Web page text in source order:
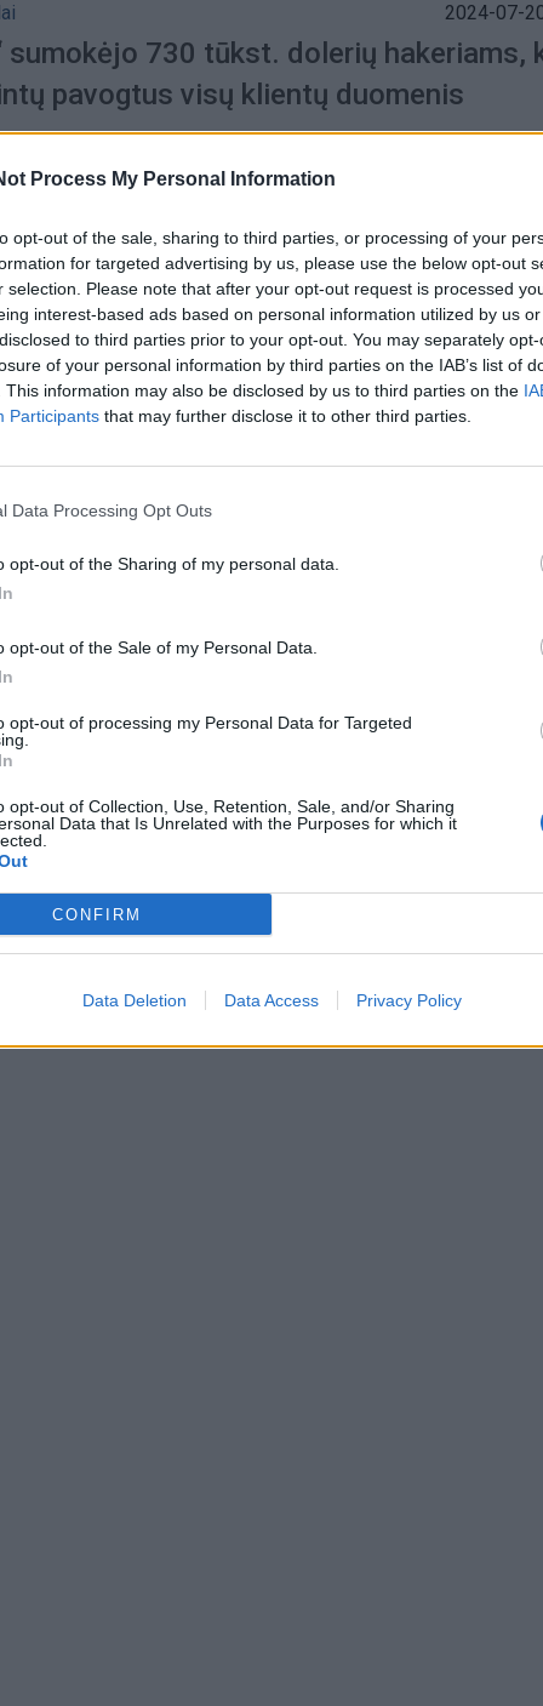
Process My Personal Information
opt-out of the sale, sharing to third parties, or processing of your
for targeted advertising by us, please use the below opt-out
selection. Please note that after your opt-out request is processed
interest-based ads based on personal information utilized by us
to third parties prior to your opt-out. You may separately
of your personal information by third parties on the IAB’s list of
This information may also be disclosed by us to third parties on the
Participants that may further disclose it to other third parties.
Data Processing Opt Outs
opt-out of the Sharing of my personal data.
opt-out of the Sale of my Personal Data.
opt-out of processing my Personal Data for Targeted
opt-out of Collection, Use, Retention, Sale, and/or Sharing
Data that Is Unrelated with the Purposes for which it
CONFIRM
Data Deletion Data Access Privacy Policy
2024-07-
sumokėjo 730 tūkst. dolerių hakeriams,
pavogtus visų klientų duomenis
2024-06-
esanti pasirengusi įsilaužėlių
Aljanso 5 straipsniu
2022-09-
įsilaužėliai paskelbė į Ukrainą
Rusijos šauktinių sąrašus
įsilaužėliai sunaikino